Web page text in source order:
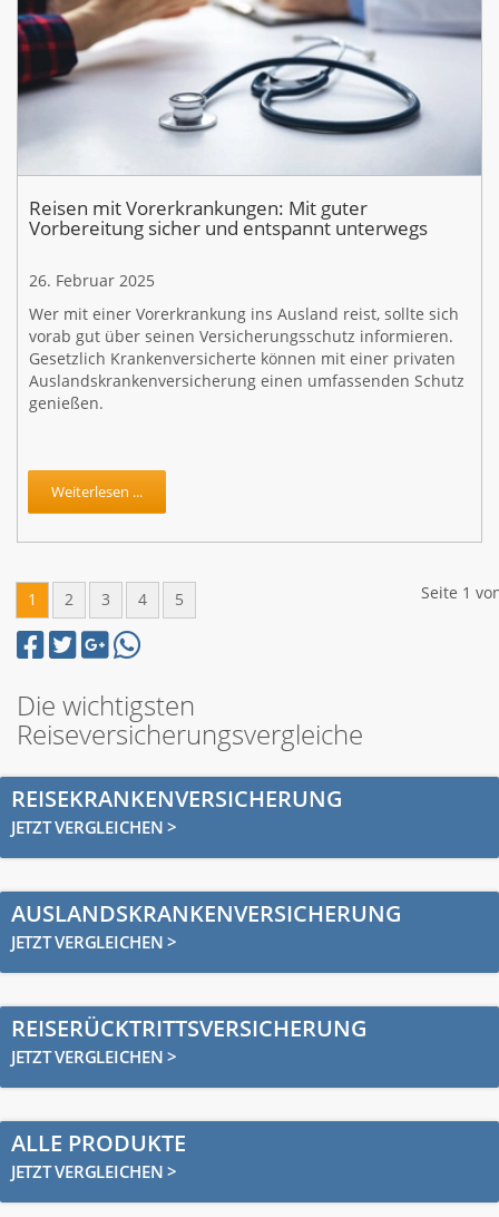
Reisen mit Vorerkrankungen: Mit guter
Vorbereitung sicher und entspannt unterwegs
26. Februar 2025
Wer mit einer Vorerkrankung ins Ausland reist, sollte sich
vorab gut über seinen Versicherungsschutz informieren.
Gesetzlich Krankenversicherte können mit einer privaten
Auslandskrankenversicherung einen umfassenden Schutz
genießen.
Weiterlesen ...
Seite 1
1 2 3 4 5
Die wichtigsten
Reiseversicherungsvergleiche
REISEKRANKENVERSICHERUNG
JETZT VERGLEICHEN >
AUSLANDSKRANKENVERSICHERUNG
JETZT VERGLEICHEN >
REISERÜCKTRITTSVERSICHERUNG
JETZT VERGLEICHEN >
ALLE PRODUKTE
JETZT VERGLEICHEN >